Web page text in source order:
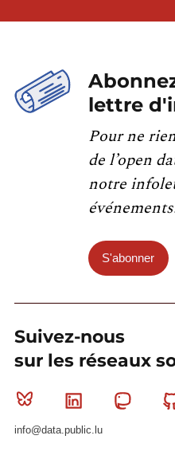
lettre
Pour ne
de l’open
notre
S'abonner
Suivez-nous
sur les réseaux
Bluesky Linkedin
info@data.public.lu